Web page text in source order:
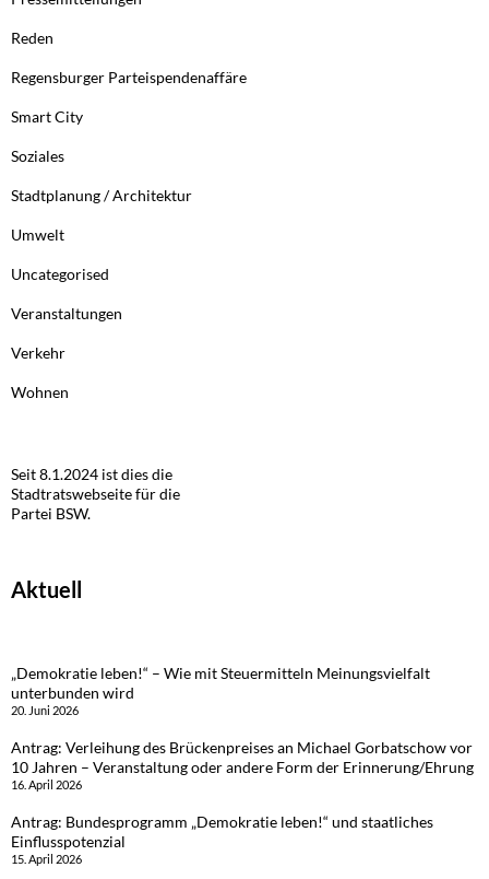
Reden
Regensburger Parteispendenaffäre
Smart City
Soziales
Stadtplanung / Architektur
Umwelt
Uncategorised
Veranstaltungen
Verkehr
Wohnen
Seit 8.1.2024 ist dies die
Stadtratswebseite für die
Partei BSW.
Aktuell
„Demokratie leben!“ – Wie mit Steuermitteln Meinungsvielfalt
unterbunden wird
20. Juni 2026
Antrag: Verleihung des Brückenpreises an Michael Gorbatschow vor
10 Jahren – Veranstaltung oder andere Form der Erinnerung/Ehrung
16. April 2026
Antrag: Bundesprogramm „Demokratie leben!“ und staatliches
Einflusspotenzial
15. April 2026